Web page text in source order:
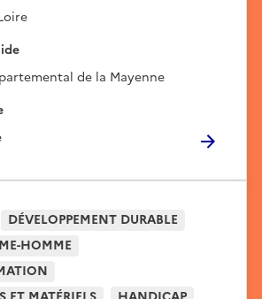
de la Mayenne
DÉVELOPPEMENT DURABLE
HOMME